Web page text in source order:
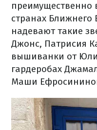
странах Ближнего
надевают такие
Джонс, Патрисия
вышиванки от
гардеробах
Маши